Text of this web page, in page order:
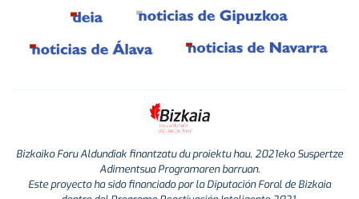
Bizkaiko Foru Aldundiak finantzatu du proiektu hau, 2021eko Suspertze
Adimentsua Programaren barruan.
Este proyecto ha sido financiado por la Diputación Foral de Bizkaia